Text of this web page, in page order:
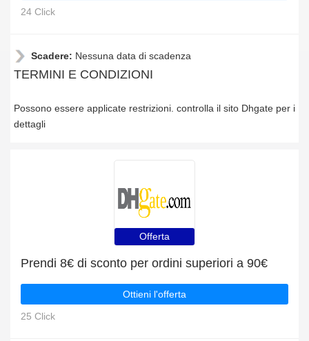
24 Click
Scadere: Nessuna data di scadenza
TERMINI E CONDIZIONI
Possono essere applicate restrizioni. controlla il sito Dhgate per i
dettagli
Offerta
Prendi 8€ di sconto per ordini superiori a 90€
Ottieni l'offerta
25 Click